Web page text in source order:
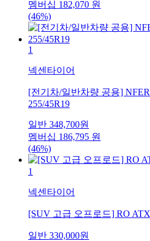
멤버십 182,070 원
(46%)
1
넥센타이어
[전기차/일반차량 공용]
255/45R19
일반 348,700원
멤버십 186,795 원
(46%)
1
넥센타이어
[SUV 고급 오프로드] RO
일반 330,000원